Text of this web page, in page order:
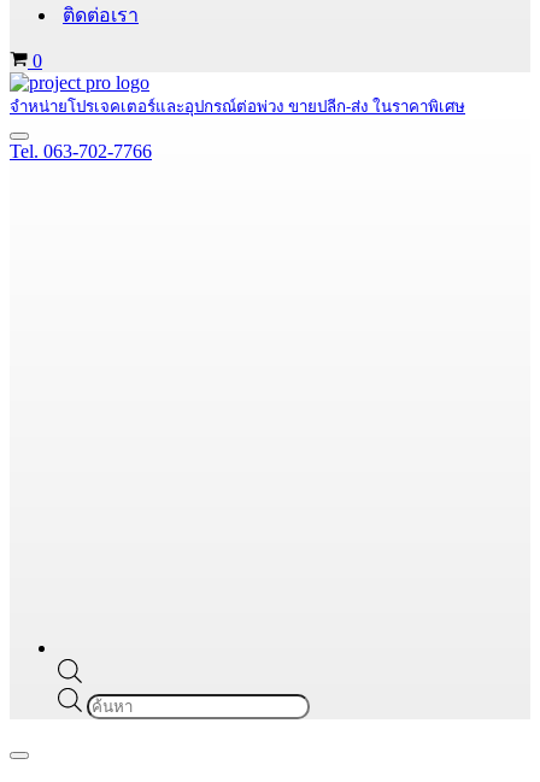
ติดต่อเรา
Cart
0
จำหน่ายโปรเจคเตอร์และอุปกรณ์ต่อพ่วง ขายปลีก-ส่ง ในราคาพิเศษ
Navigation
Menu
Tel. 063-702-7766
Products
search
Navigation